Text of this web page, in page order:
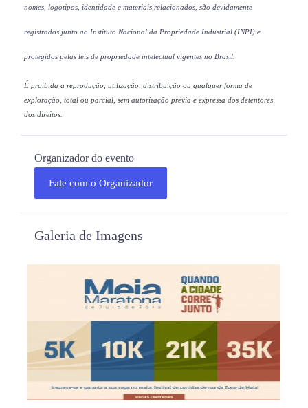
nomes, logotipos, identidade e materiais relacionados, são devidamente
registrados junto ao Instituto Nacional da Propriedade Industrial (INPI) e
protegidos pelas leis de propriedade intelectual vigentes no Brasil.
É proibida a reprodução, utilização, distribuição ou qualquer forma de
exploração, total ou parcial, sem autorização prévia e expressa dos detentores
dos direitos.
Organizador do evento
Fale com o Organizador
Galeria de Imagens